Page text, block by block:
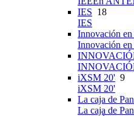
IES 18
IES
Innovación en
Innovación en
iXSM 20' 9
iXSM 20'
La caja de
La caja de